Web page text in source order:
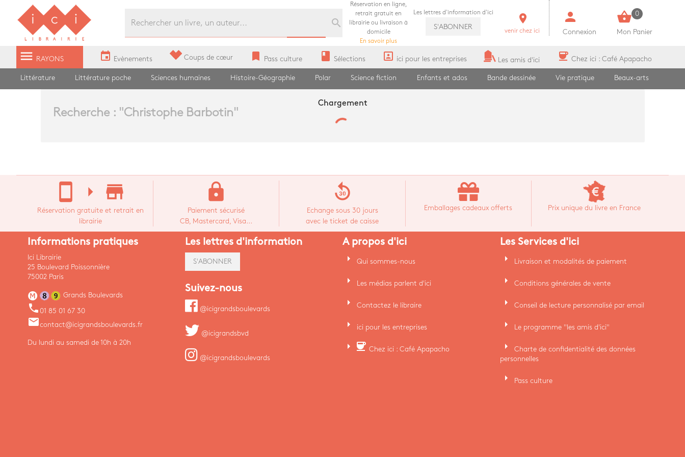
Librairie Ici Grands Boulevards
search
Réservation en ligne,
retrait gratuit en
librairie ou livraison à
domicile
En savoir plus
Les lettres d'information d'ici
S'ABONNER
room
venir chez ici
person
Connexion
shopping_basket 0
Mon Panier
menu RAYONS event Evènements Coups de cœur bookmark Pass culture book Sélections portrait ici pour les entreprises Les amis d'ici coffee Chez ici : Café Apapacho
Littérature Littérature poche Sciences humaines Histoire-Géographie Polar Science fiction Enfants et ados Bande dessinée Vie pratique Beaux-arts
Recherche : "Christophe Barbotin"
Chargement
stay_current_portrait arrow_right store_mall_directory
Réservation gratuite et retrait en
librairie
lock
Paiement sécurisé
CB, Mastercard, Visa...
replay_30
Echange sous 30 jours
avec le ticket de caisse
Emballages cadeaux offerts Prix unique du livre en France
Informations pratiques
Ici Librairie
25 Boulevard Poissonnière
75002 Paris
Grands Boulevards
phone 01 85 01 67 30
emailcontact@icigrandsboulevards.fr
Du lundi au samedi de 10h à 20h
Les lettres d'information
S'ABONNER
Suivez-nous
@icigrandsboulevards
@icigrandsbvd
@icigrandsboulevards
A propos d'ici
arrow_right Qui sommes-nous
arrow_right Les médias parlent d'ici
arrow_right Contactez le libraire
arrow_right ici pour les entreprises
arrow_right coffee Chez ici : Café Apapacho
Les Services d'ici
arrow_right Livraison et modalités de paiement
arrow_right Conditions générales de vente
arrow_right Conseil de lecture personnalisé par email
arrow_right Le programme "les amis d'ici"
arrow_right
Charte de confidentialité des données
personnelles
arrow_right Pass culture